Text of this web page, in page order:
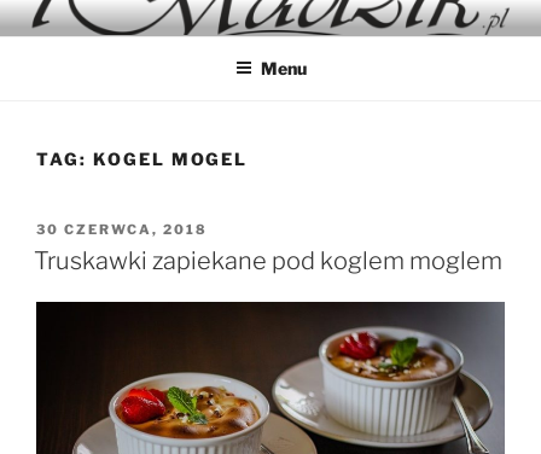
Przejdź
do
IMADZIK
Blog Kulinarny
Menu
TAG: KOGEL MOGEL
OPUBLIKOWANE
W
30 CZERWCA, 2018
Truskawki zapiekane pod koglem moglem